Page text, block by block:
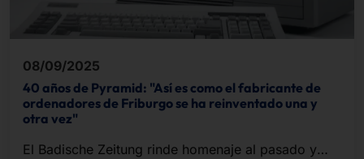
08/09/2025
40 años de Pyramid: "Así es como el fabricante de
ordenadores de Friburgo se ha reinventado una y
otra vez"
El Badische Zeitung rinde homenaje al pasado y